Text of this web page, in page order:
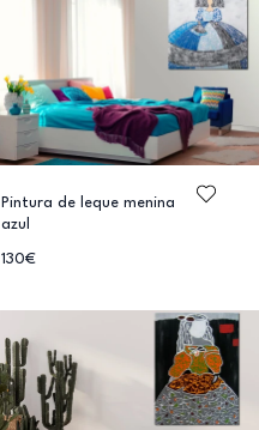
Pintura de leque menina
azul
130€